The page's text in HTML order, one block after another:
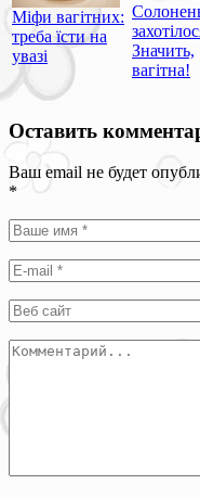
Міфи вагітних:
треба їсти на
увазі
Значить,
вагітна!
Оставить
Ваш email не будет
*